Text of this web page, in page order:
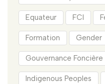
Equateur FCI
Formation Gender
Gouvernance Foncière
Indigenous Peoples